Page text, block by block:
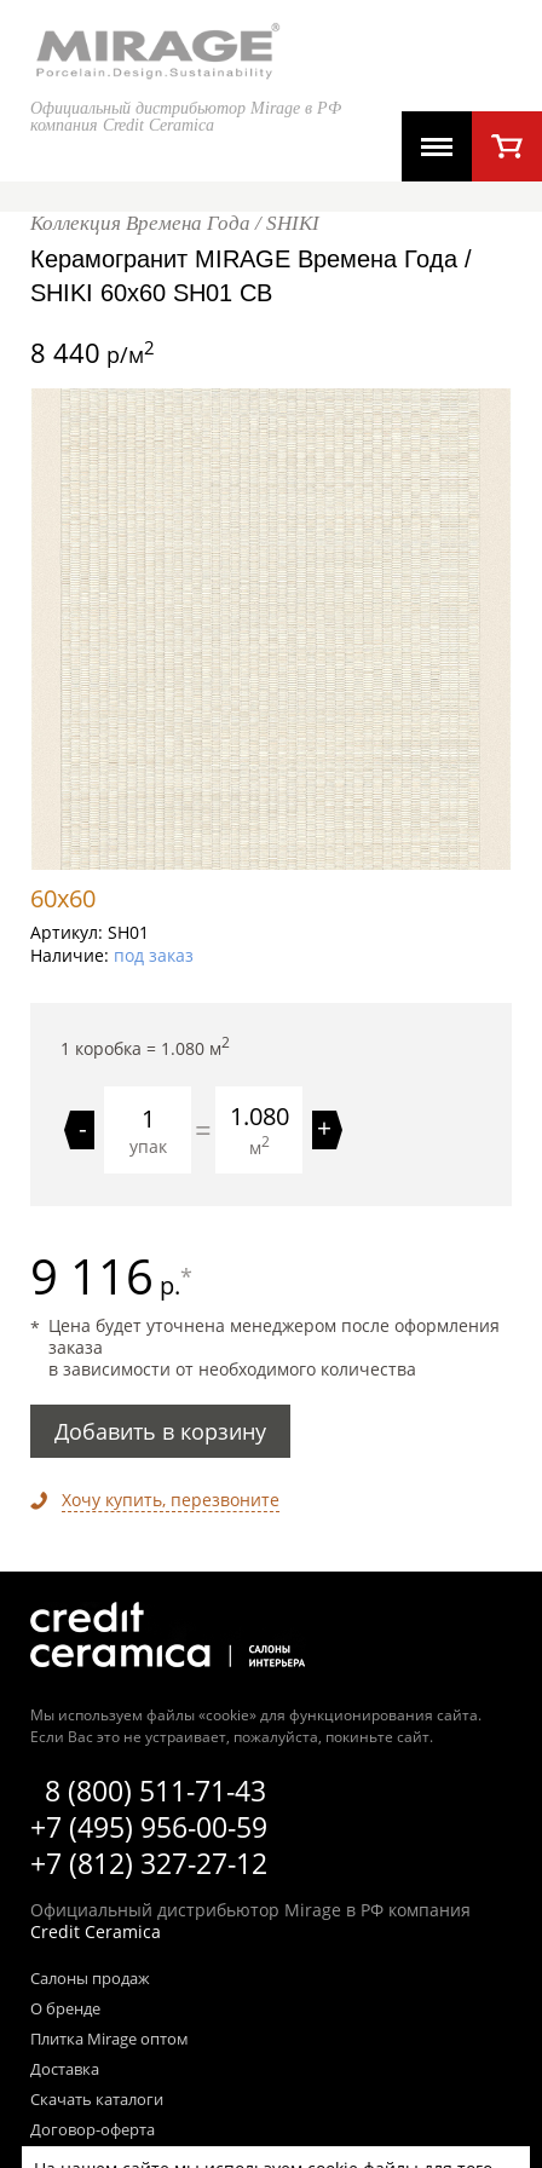
Официальный дистрибьютор Mirage в РФ
компания Credit Ceramica
Коллекция Времена Года / SHIKI
Керамогранит MIRAGE Времена Года /
SHIKI 60x60 SH01 CB
8 440 р/м2
60x60
Артикул: SH01
Наличие: под заказ
1 коробка = 1.080 м2
-
упак = 1.080
м2 +
9 116 р.*
Цена будет уточнена менеджером после оформления
заказа
в зависимости от необходимого количества
Добавить в корзину
Хочу купить, перезвоните
Мы используем файлы «cookie» для функционирования сайта.
Если Вас это не устраивает, пожалуйста, покиньте сайт.
8 (800) 511-71-43
+7 (495) 956-00-59
+7 (812) 327-27-12
Официальный дистрибьютор Mirage в РФ компания
Credit Ceramica
Салоны продаж
О бренде
Плитка Mirage оптом
Доставка
Скачать каталоги
Договор-оферта
Пользовательское соглашение